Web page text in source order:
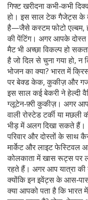
गिफ्ट खरीदना कभी‑कभी
हो। इस साल टेक गैजेट्स के
है—जैसे कस्टम फोटो एल्बम,
की पेंटिंग। अगर आपके दोस्त
मैट भी अच्छा विकल्प हो
है जो दिल से चुना गया हो, न
भोजन का क्या? भारत में
पर बेक्ड केक, कुकीज़ और
इस साल कई बेकरी ने हेल्दी
ग्लूटेन‑फ़्री कुकीज़। अगर आप
वाली रोस्टेड टर्की या
भीड़ में अलग दिखा सकते हैं।
परिवार और दोस्तों के साथ
मार्केट और लाइट फेस्टिवल
कोलकाता में खास रूट्स पर
रहते हैं। अगर आप यात्रा
क्योंकि इन इवेंट्स के
क्या आपको पता है कि